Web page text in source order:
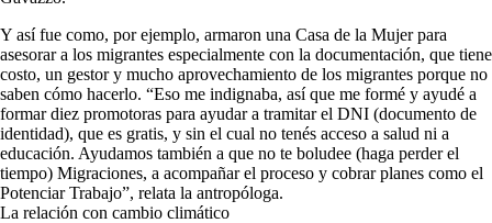
Y así fue como, por ejemplo, armaron una Casa de la Mujer para
asesorar a los migrantes especialmente con la documentación, que tiene
costo, un gestor y mucho aprovechamiento de los migrantes porque no
saben cómo hacerlo. “Eso me indignaba, así que me formé y ayudé a
formar diez promotoras para ayudar a tramitar el DNI (documento de
identidad), que es gratis, y sin el cual no tenés acceso a salud ni a
educación. Ayudamos también a que no te boludee (haga perder el
tiempo) Migraciones, a acompañar el proceso y cobrar planes como el
Potenciar Trabajo”, relata la antropóloga.
La relación con cambio climático